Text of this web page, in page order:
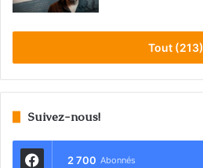
Tout (213)
Suivez-nous!
2 700 Abonnés